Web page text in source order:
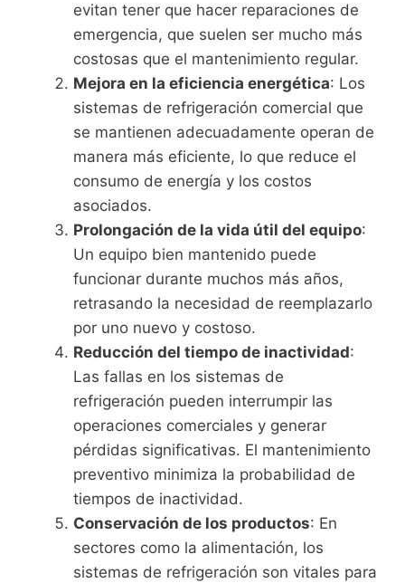
evitan tener que hacer reparaciones de
emergencia, que suelen ser mucho más
costosas que el mantenimiento regular.
Mejora en la eficiencia energética: Los
sistemas de refrigeración comercial que
se mantienen adecuadamente operan de
manera más eficiente, lo que reduce el
consumo de energía y los costos
asociados.
Prolongación de la vida útil del equipo:
Un equipo bien mantenido puede
funcionar durante muchos más años,
retrasando la necesidad de reemplazarlo
por uno nuevo y costoso.
Reducción del tiempo de inactividad:
Las fallas en los sistemas de
refrigeración pueden interrumpir las
operaciones comerciales y generar
pérdidas significativas. El mantenimiento
preventivo minimiza la probabilidad de
tiempos de inactividad.
Conservación de los productos: En
sectores como la alimentación, los
sistemas de refrigeración son vitales para